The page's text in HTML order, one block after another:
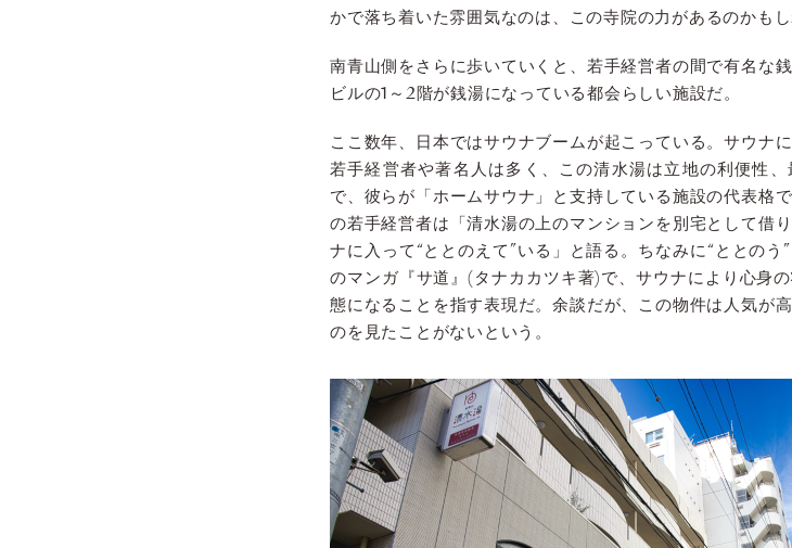
かで落ち着いた雰囲気なのは、この寺院の力があるのかもし
南青山側をさらに歩いていくと、若手経営者の間で有名な
ビルの1～2階が銭湯になっている都会らしい施設だ。
ここ数年、日本ではサウナブームが起こっている。サウナ
若手経営者や著名人は多く、この清水湯は立地の利便性、
で、彼らが「ホームサウナ」と支持している施設の代表格
の若手経営者は「清水湯の上のマンションを別宅として借
ナに入って“ととのえて”いる」と語る。ちなみに“ととのう
のマンガ『サ道』(タナカカツキ著)で、サウナにより心身
態になることを指す表現だ。余談だが、この物件は人気が
のを見たことがないという。